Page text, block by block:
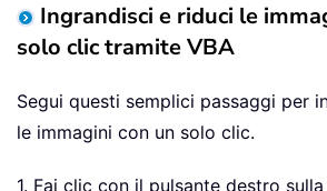
Ingrandisci e riduci le
solo clic tramite VBA
Segui questi semplici passaggi per
le immagini con un solo clic.
1. Fai clic con il pulsante destro